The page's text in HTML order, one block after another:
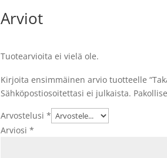
Arviot
Tuotearvioita ei vielä ole.
Kirjoita ensimmäinen arvio tuotteelle
Sähköpostiosoitettasi ei julkaista.
Arvostelusi*
Arviosi*